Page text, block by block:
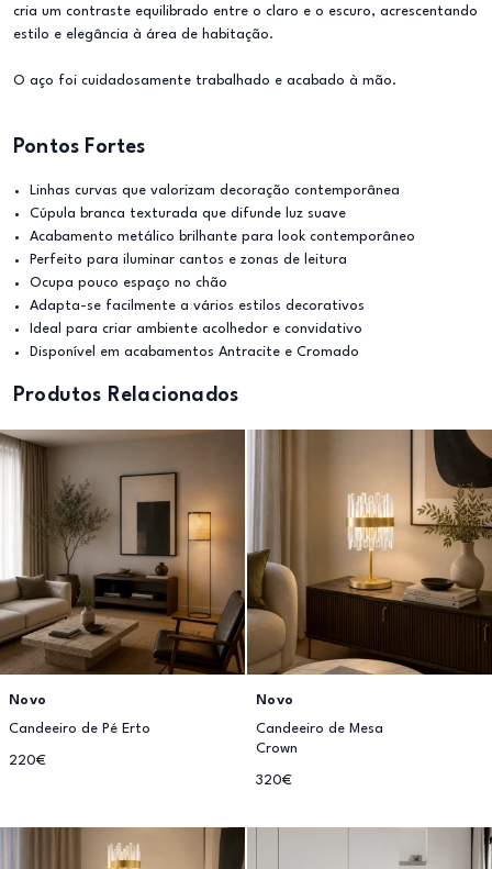
cria um contraste equilibrado entre o claro e o escuro, acrescentando
estilo e elegância à área de habitação.
O aço foi cuidadosamente trabalhado e acabado à mão.
Pontos Fortes
Linhas curvas que valorizam decoração contemporânea
Cúpula branca texturada que difunde luz suave
Acabamento metálico brilhante para look contemporâneo
Perfeito para iluminar cantos e zonas de leitura
Ocupa pouco espaço no chão
Adapta-se facilmente a vários estilos decorativos
Ideal para criar ambiente acolhedor e convidativo
Disponível em acabamentos Antracite e Cromado
Produtos Relacionados
Novo
Candeeiro de Pé Erto
220€
Novo
Candeeiro de Mesa
Crown
320€